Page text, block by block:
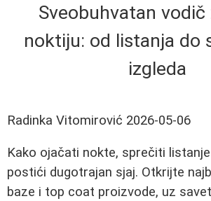
Sveobuhvatan vodič
noktiju: od listanja do
izgleda
Radinka Vitomirović 2026-05-06
Kako ojačati nokte, sprečiti
postići dugotrajan sjaj. Otkrijte
baze i top coat proizvode, uz